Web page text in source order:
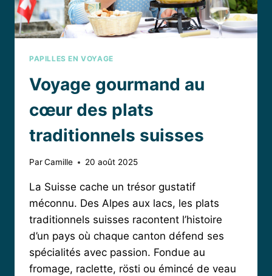
PAPILLES EN VOYAGE
Voyage gourmand au
cœur des plats
traditionnels suisses
ParCamille 20 août 2025
La Suisse cache un trésor gustatif
méconnu. Des Alpes aux lacs, les plats
traditionnels suisses racontent l’histoire
d’un pays où chaque canton défend ses
spécialités avec passion. Fondue au
fromage, raclette, rösti ou émincé de veau